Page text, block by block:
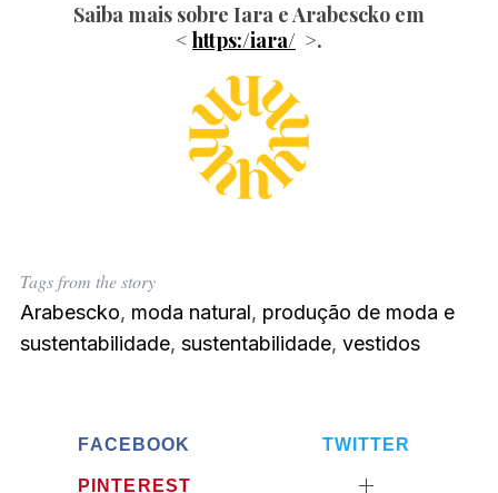
Saiba mais sobre Iara e Arabescko em
< https:/iara/ >.
Tags from the story
Arabescko, moda natural, produção de moda e
sustentabilidade, sustentabilidade, vestidos
FACEBOOK TWITTER
PINTEREST
h
o
r